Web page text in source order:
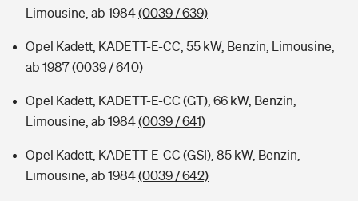
Limousine, ab 1984(0039 / 639)
Opel Kadett, KADETT-E-CC, 55 kW, Benzin, Limousine,
ab 1987(0039 / 640)
Opel Kadett, KADETT-E-CC (GT), 66 kW, Benzin,
Limousine, ab 1984(0039 / 641)
Opel Kadett, KADETT-E-CC (GSI), 85 kW, Benzin,
Limousine, ab 1984(0039 / 642)